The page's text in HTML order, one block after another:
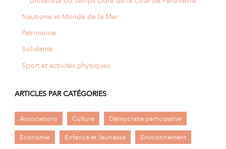
Nautisme et Monde de la Mer
Patrimoine
Solidarité
Sport et activités physiques
ARTICLES PAR CATÉGORIES
Associations Culture Démocratie participative
Economie Enfance et Jeunesse Environnement